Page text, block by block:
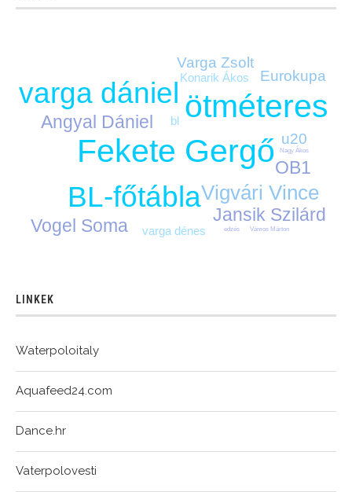
Fekete Gergő
ötméteres
BL-főtábla
varga dániel
Vigvári Vince
Angyal Dániel
Jansik Szilárd
OB1
Vogel Soma
Eurokupa
u20
Varga Zsolt
bl
Konarik Ákos
varga dénes edzés
Nagy Ákos
Vámos Márton
LINKEK
Waterpoloitaly
Aquafeed24.com
Dance.hr
Vaterpolovesti